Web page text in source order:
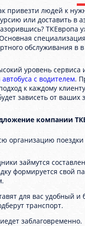
привезти людей к
или доставить в
ТКЕвропа
обслуживания в
уровень сервиса
с водителем.
к каждому
зависеть от ваших
компании
организацию поездки
займутся
формируется свой
для вас удобный
транспорт.
заблаговременно.